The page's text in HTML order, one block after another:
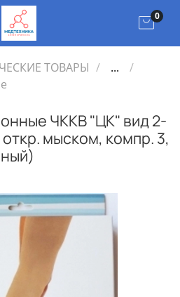
0
ТОВАРЫ
...
ЧККВ "ЦК" вид 2-
мыском, компр. 3,